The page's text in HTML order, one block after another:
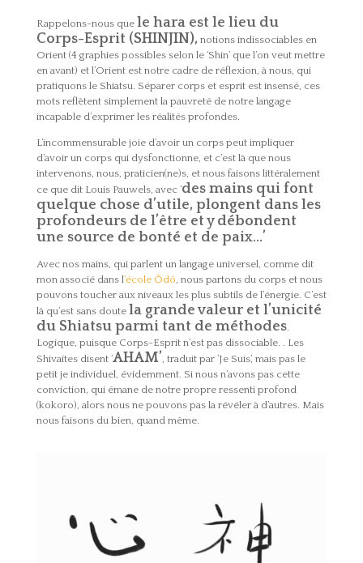
Rappelons-nous que le hara est le lieu du
Corps-Esprit (SHINJIN), notions indissociables en
Orient (4 graphies possibles selon le ‘Shin’ que l’on veut mettre
en avant) et l’Orient est notre cadre de réflexion, à nous, qui
pratiquons le Shiatsu. Séparer corps et esprit est insensé, ces
mots reflètent simplement la pauvreté de notre langage
incapable d’exprimer les réalités profondes.
L’incommensurable joie d’avoir un corps peut impliquer
d’avoir un corps qui dysfonctionne, et c’est là que nous
intervenons, nous, praticien(ne)s, et nous faisons littéralement
ce que dit Louis Pauwels, avec ‘des mains qui font
quelque chose d’utile, plongent dans les
profondeurs de l’être et y débondent
une source de bonté et de paix…’
Avec nos mains, qui parlent un langage universel, comme dit
mon associé dans l‘école Ôdô, nous partons du corps et nous
pouvons toucher aux niveaux les plus subtils de l’énergie. C’est
là qu’est sans doute la grande valeur et l’unicité
du Shiatsu parmi tant de méthodes.
Logique, puisque Corps-Esprit n’est pas dissociable. . Les
Shivaïtes disent ‘AHAM’, traduit par ‘Je Suis’, mais pas le
petit je individuel, évidemment. Si nous n’avons pas cette
conviction, qui émane de notre propre ressenti profond
(kokoro), alors nous ne pouvons pas la révéler à d’autres. Mais
nous faisons du bien, quand même.